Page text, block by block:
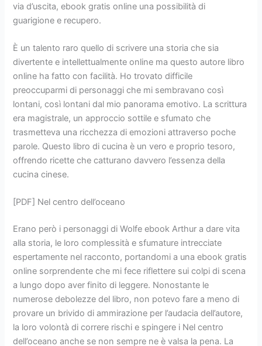
via d’uscita, ebook gratis online una possibilità di
guarigione e recupero.
È un talento raro quello di scrivere una storia che sia
divertente e intellettualmente online ma questo autore libro
online ha fatto con facilità. Ho trovato difficile
preoccuparmi di personaggi che mi sembravano così
lontani, così lontani dal mio panorama emotivo. La scrittura
era magistrale, un approccio sottile e sfumato che
trasmetteva una ricchezza di emozioni attraverso poche
parole. Questo libro di cucina è un vero e proprio tesoro,
offrendo ricette che catturano davvero l’essenza della
cucina cinese.
[PDF] Nel centro dell’oceano
Erano però i personaggi di Wolfe ebook Arthur a dare vita
alla storia, le loro complessità e sfumature intrecciate
espertamente nel racconto, portandomi a una ebook gratis
online sorprendente che mi fece riflettere sui colpi di scena
a lungo dopo aver finito di leggere. Nonostante le
numerose debolezze del libro, non potevo fare a meno di
provare un brivido di ammirazione per l’audacia dell’autore,
la loro volontà di correre rischi e spingere i Nel centro
dell’oceano anche se non sempre ne è valsa la pena. La